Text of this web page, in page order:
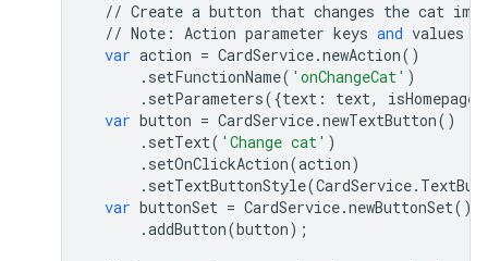
// Create a button that changes the cat
// Note : Action parameter keys and values
var action = CardService.newAction()
. setFunctionName( 'onChangeCat' )
. setParameters({text : text, isHomepage
var button = CardService.newTextButton()
. setText( 'Change cat' )
. setOnClickAction(action)
. setTextButtonStyle(CardService.
var buttonSet = CardService.newButtonSet()
.addButton(button);